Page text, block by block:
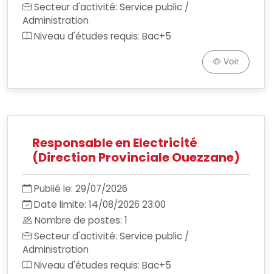
Secteur d'activité: Service public /
Administration
Niveau d'études requis: Bac+5
Voir
Responsable en Electricité
(Direction Provinciale Ouezzane)
Publié le: 29/07/2026
Date limite: 14/08/2026 23:00
Nombre de postes: 1
Secteur d'activité: Service public /
Administration
Niveau d'études requis: Bac+5